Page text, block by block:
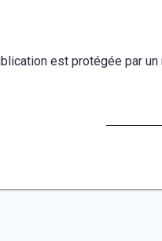
est protégée par